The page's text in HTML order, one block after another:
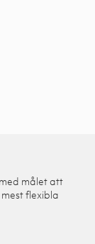
målet att
flexibla